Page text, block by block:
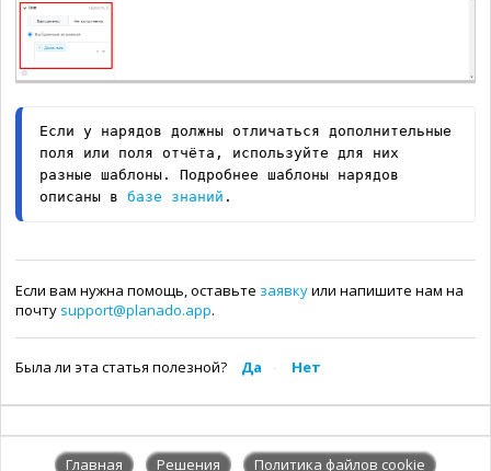
Если у нарядов должны отличаться дополнительные
поля или поля отчёта, используйте для них
разные шаблоны. Подробнее шаблоны нарядов
описаны в базе знаний .
Если вам нужна помощь, оставьте заявкуили напишите нам на
почту support@planado.app.
Была ли эта статья полезной? Да Нет
Главная Решения Политика файлов cookie